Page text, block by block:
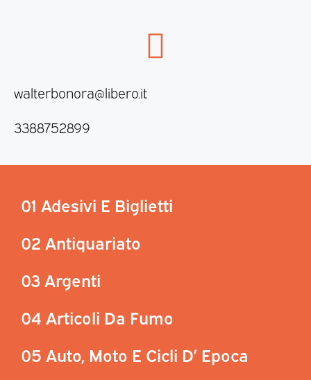
walterbonora@libero.it
3388752899
01 Adesivi E Biglietti
02 Antiquariato
03 Argenti
04 Articoli Da Fumo
05 Auto, Moto E Cicli D’ Epoca